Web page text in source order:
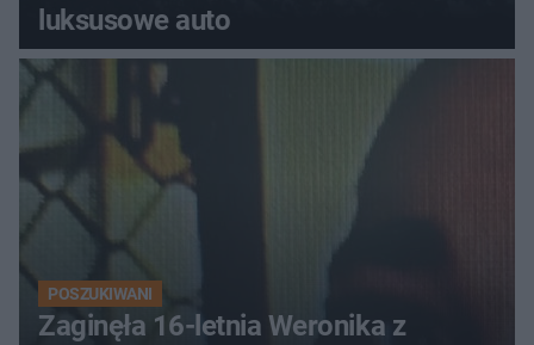
luksusowe auto
POSZUKIWANI
Zaginęła 16-letnia Weronika z